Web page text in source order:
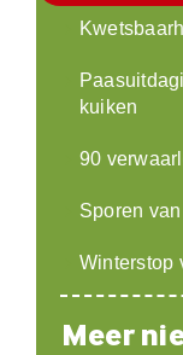
kuiken
90
Sporen
Winterstop
Meer